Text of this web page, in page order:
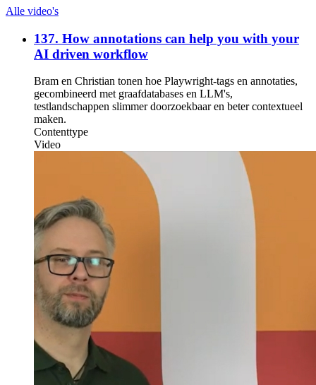
Alle video's
137. How annotations can help you with your
AI driven workflow
Bram en Christian tonen hoe Playwright-tags en annotaties,
gecombineerd met graafdatabases en LLM's,
testlandschappen slimmer doorzoekbaar en beter contextueel
maken.
Contenttype
Video